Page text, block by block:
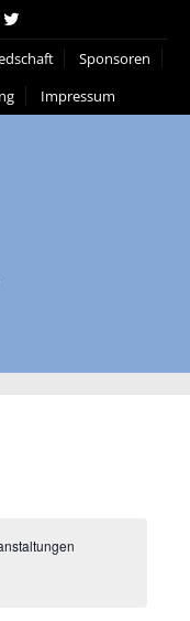
Sponsoren
Impressum